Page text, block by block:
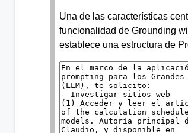
Una de las características
funcionalidad de Grounding
establece una estructura de